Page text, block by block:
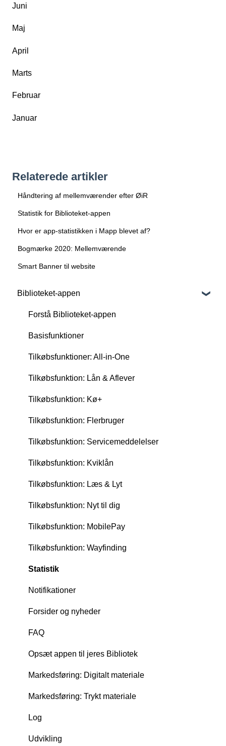
Juni
Maj
April
Marts
Februar
Januar
Relaterede artikler
Håndtering af mellemværender efter ØiR
Statistik for Biblioteket-appen
Hvor er app-statistikken i Mapp blevet af?
Bogmærke 2020: Mellemværende
Smart Banner til website
Biblioteket-appen
Forstå Biblioteket-appen
Basisfunktioner
Tilkøbsfunktioner: All-in-One
Tilkøbsfunktion: Lån & Aflever
Tilkøbsfunktion: Kø+
Tilkøbsfunktion: Flerbruger
Tilkøbsfunktion: Servicemeddelelser
Tilkøbsfunktion: Kviklån
Tilkøbsfunktion: Læs & Lyt
Tilkøbsfunktion: Nyt til dig
Tilkøbsfunktion: MobilePay
Tilkøbsfunktion: Wayfinding
Statistik
Notifikationer
Forsider og nyheder
FAQ
Opsæt appen til jeres Bibliotek
Markedsføring: Digitalt materiale
Markedsføring: Trykt materiale
Log
Udvikling